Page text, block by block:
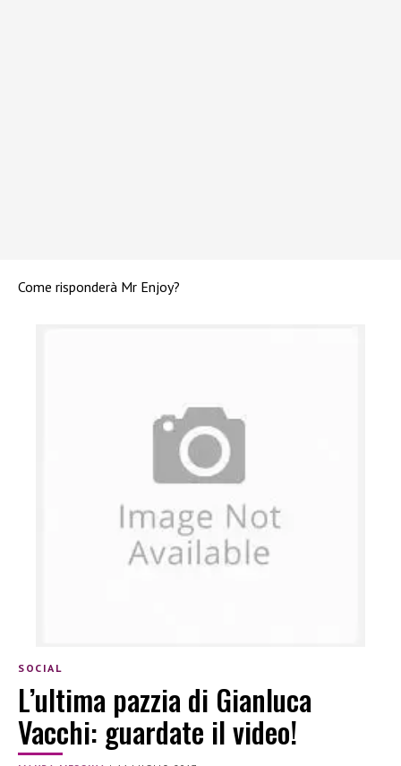
Come risponderà Mr Enjoy?
SOCIAL
L’ultima pazzia di Gianluca
Vacchi: guardate il video!